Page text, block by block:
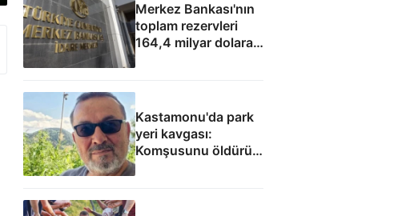
Merkez Bankası'nın
toplam rezervleri
164,4 milyar dolara
yükseldi
Kastamonu'da park
yeri kavgası:
Komşusunu öldürüp
evini ve aracını ateşe